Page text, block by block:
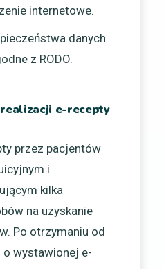
internetowe.
danych
z RODO.
realizacji e-recepty
przez pacjentów
i
kilka
na uzyskanie
Po otrzymaniu od
wystawionej e-